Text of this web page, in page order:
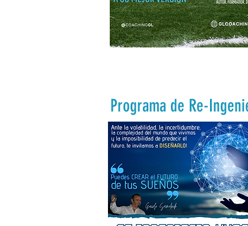
Programa de Re-